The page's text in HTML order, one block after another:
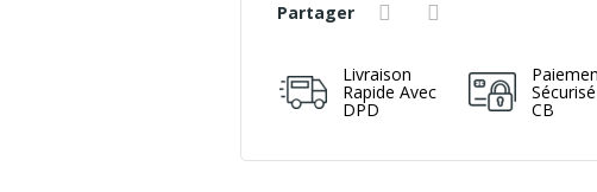
Partager
Livraison
Rapide Avec
DPD CB